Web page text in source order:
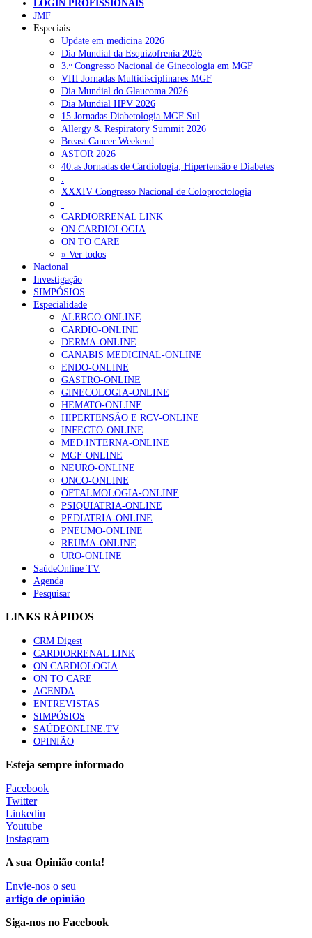
NOTÍCIAS RECENTES
Quase 11.900 jovens recorreram aos cheques psicólogo e
nutricionista no primeiro mês 7 de Agosto, 2026
ULS de Coimbra estreia cirurgia endoscópica do ouvido com
apoio robótico em Portugal 7 de Agosto, 2026
Enfermeiros exigem esclarecimentos sobre eventual gestão
privada da ULS do Algarve 7 de Agosto, 2026
Ordem dos Médicos alerta para riscos no novo sistema de acesso
a consultas e cirurgias
Portugal está a formar os médicos de que precisa?
2026
NOTÍCIAS MAIS LIDAS
Enfermagem Forense. “Da urgência ao tribunal, cada
gesto conta e cada profissional faz a diferença”
202 visualizações
Alguns milhares de utentes podem ficar sem médico de
família com nova regras do registo, alerta associação
155 visualizações
1.º Episódio do Podcast “Frequência Cardio – Sintoniza-
te na Insuficiência Cardíaca” da Bayer
99 visualizações
“Os programas de rastreio do cancro do pulmão são
custo-efetivos e representam um investimento
sustentável para os sistemas de saúde”
88 visualizações
Quase quatro em cada dez doentes com enfarte
86 visualizações
Trodelvy aprovado para primeira linha no cancro da
mama triplo negativo metastático em doentes não
elegíveis para inibidores PD-(L)1
61 visualizações
MAIS NOTÍCIAS
Quase 11.900 jovens recorreram aos cheques psicólogo e
nutricionista no primeiro mês
7 Ago, 2026
ULS de Coimbra estreia cirurgia endoscópica do ouvido com
apoio robótico em Portugal
7 Ago, 2026 0 Comments
LOGIN PROFISSIONAIS
JMF
Especiais
Update em medicina 2026
Dia Mundial da Esquizofrenia 2026
3.ᵒ Congresso Nacional de Ginecologia em MGF
VIII Jornadas Multidisciplinares MGF
Dia Mundial do Glaucoma 2026
Dia Mundial HPV 2026
15 Jornadas Diabetologia MGF Sul
Allergy & Respiratory Summit 2026
Breast Cancer Weekend
ASTOR 2026
40.as Jornadas de Cardiologia, Hipertensão e Diabetes
.
XXXIV Congresso Nacional de Coloproctologia
.
CARDIORRENAL LINK
ON CARDIOLOGIA
ON TO CARE
» Ver todos
Nacional
Investigação
SIMPÓSIOS
Especialidade
ALERGO-ONLINE
CARDIO-ONLINE
DERMA-ONLINE
CANABIS MEDICINAL-ONLINE
ENDO-ONLINE
GASTRO-ONLINE
GINECOLOGIA-ONLINE
HEMATO-ONLINE
HIPERTENSÃO E RCV-ONLINE
INFECTO-ONLINE
MED.INTERNA-ONLINE
MGF-ONLINE
NEURO-ONLINE
ONCO-ONLINE
OFTALMOLOGIA-ONLINE
PSIQUIATRIA-ONLINE
PEDIATRIA-ONLINE
PNEUMO-ONLINE
REUMA-ONLINE
URO-ONLINE
SaúdeOnline TV
Agenda
Pesquisar
LINKS RÁPIDOS
CRM Digest
CARDIORRENAL LINK
ON CARDIOLOGIA
ON TO CARE
AGENDA
ENTREVISTAS
SIMPÓSIOS
SAÚDEONLINE.TV
OPINIÃO
Esteja sempre informado
Facebook
Twitter
Linkedin
Youtube
Instagram
A sua Opinião conta!
Envie-nos o seu
artigo de opinião
Siga-nos no Facebook